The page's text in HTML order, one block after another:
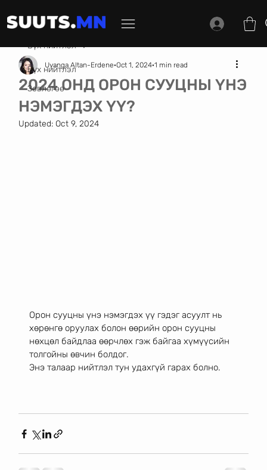
Бүх нийтлэл
Зөвлөгөө
Бүх нийтлэл
2024 ОНД ОРОН СУУЦНЫ ҮНЭ
НЭМЭГДЭХ ҮҮ?
Uyanga Altan-Erdene Oct 1, 2024 1 min read
Updated: Oct 9, 2024
Орон сууцны үнэ нэмэгдэх үү гэдэг асуулт нь
хөрөнгө оруулах болон өөрийн орон сууцны
нөхцөл байдлаа өөрчлөх гэж байгаа хүмүүсийн
толгойны өвчин болдог.
Энэ талаар нийтлэл тун удахгүй гарах болно.